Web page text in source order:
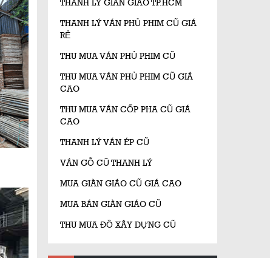
THANH LÝ GIÀN GIÁO TP.HCM
THANH LÝ VÁN PHỦ PHIM CŨ GIÁ
RẺ
THU MUA VÁN PHỦ PHIM CŨ
THU MUA VÁN PHỦ PHIM CŨ GIÁ
CAO
THU MUA VÁN CỐP PHA CŨ GIÁ
CAO
THANH LÝ VÁN ÉP CŨ
VÁN GỖ CŨ THANH LÝ
MUA GIÀN GIÁO CŨ GIÁ CAO
MUA BÁN GIÀN GIÁO CŨ
THU MUA ĐỒ XÂY DỰNG CŨ